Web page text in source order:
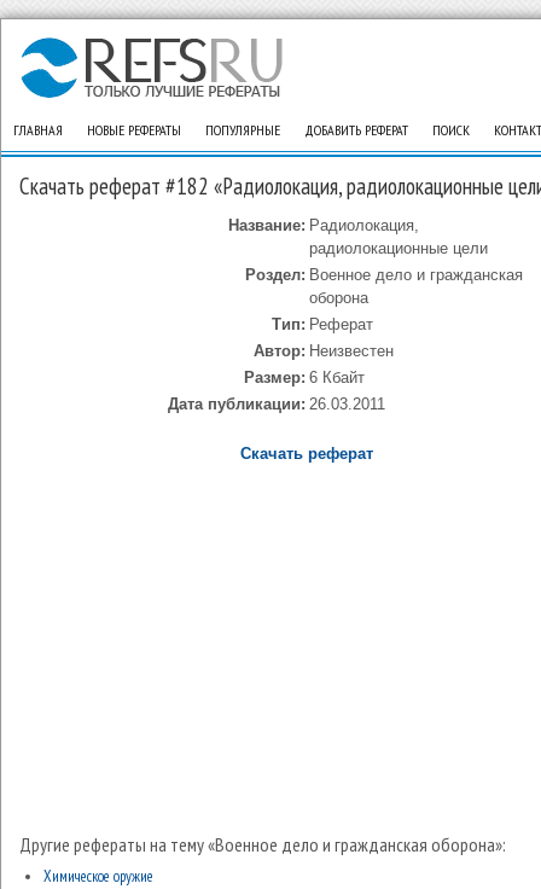
ГЛАВНАЯ НОВЫЕ РЕФЕРАТЫ ПОПУЛЯРНЫЕ ДОБАВИТЬ РЕФЕРАТ ПОИСК
Скачать реферат #182 «Радиолокация, радиолокационные
Название: Радиолокация,
радиолокационные цели
Роздел: Военное дело и гражданская
оборона
Тип: Реферат
Автор: Неизвестен
Размер: 6 Кбайт
Дата публикации: 26.03.2011
Скачать реферат
Другие рефераты на тему «Военное дело и гражданская оборона»:
Химическое оружие